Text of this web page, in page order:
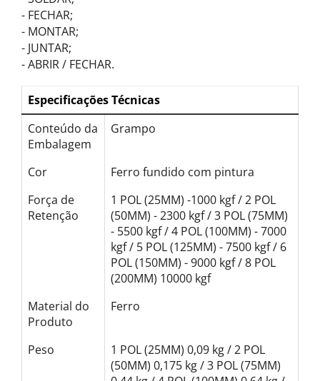
- FECHAR;
- MONTAR;
- JUNTAR;
- ABRIR / FECHAR.
Especificações Técnicas
Conteúdo da
Embalagem
Grampo
Cor
Ferro fundido com pintura
Força de
Retenção
1 POL (25MM) -1000 kgf / 2 POL
(50MM) - 2300 kgf / 3 POL (75MM)
- 5500 kgf / 4 POL (100MM) - 7000
kgf / 5 POL (125MM) - 7500 kgf / 6
POL (150MM) - 9000 kgf / 8 POL
(200MM) 10000 kgf
Material do
Produto
Ferro
Peso
1 POL (25MM) 0,09 kg / 2 POL
(50MM) 0,175 kg / 3 POL (75MM)